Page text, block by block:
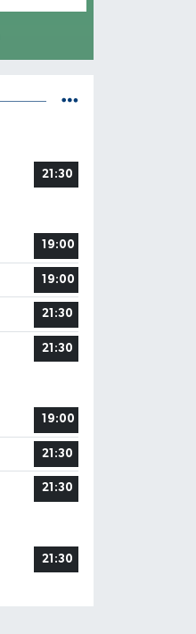
21:30
19:00
19:00
21:30
21:30
19:00
21:30
21:30
21:30